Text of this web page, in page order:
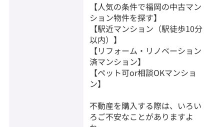
【人気の条件で福岡の中古マン
ション物件を探す】
【駅近マンション（駅徒歩10分
以内）】
【リフォーム・リノベーション
済マンション】
【ペット可or相談OKマンショ
ン】
不動産を購入する際は、いろい
ろご不安なことがありますよ